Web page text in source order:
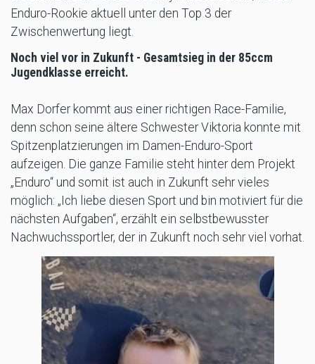
Enduro-Rookie aktuell unter den Top 3 der
Zwischenwertung liegt.
Noch viel vor in Zukunft - Gesamtsieg in der 85ccm
Jugendklasse erreicht.
Max Dorfer kommt aus einer richtigen Race-Familie,
denn schon seine ältere Schwester Viktoria konnte mit
Spitzenplatzierungen im Damen-Enduro-Sport
aufzeigen. Die ganze Familie steht hinter dem Projekt
„Enduro“ und somit ist auch in Zukunft sehr vieles
möglich: „Ich liebe diesen Sport und bin motiviert für die
nächsten Aufgaben“, erzählt ein selbstbewusster
Nachwuchssportler, der in Zukunft noch sehr viel vorhat.